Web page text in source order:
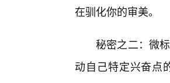
在驯化你的审美。
秘密之二：微
动自己特定兴奋点